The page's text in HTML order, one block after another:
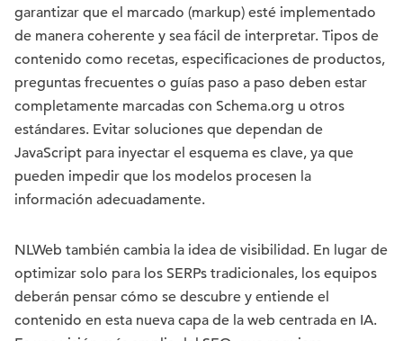
garantizar que el marcado (markup) esté implementado
de manera coherente y sea fácil de interpretar. Tipos de
contenido como recetas, especificaciones de productos,
preguntas frecuentes o guías paso a paso deben estar
completamente marcadas con Schema.org u otros
estándares. Evitar soluciones que dependan de
JavaScript para inyectar el esquema es clave, ya que
pueden impedir que los modelos procesen la
información adecuadamente.
NLWeb también cambia la idea de visibilidad. En lugar de
optimizar solo para los SERPs tradicionales, los equipos
deberán pensar cómo se descubre y entiende el
contenido en esta nueva capa de la web centrada en IA.